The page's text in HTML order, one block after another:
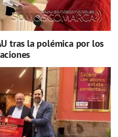
tras la polémica por los